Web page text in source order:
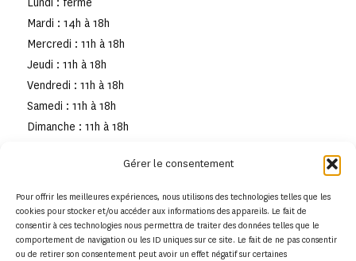
Gérer le consentement
Pour offrir les meilleures expériences, nous utilisons des technologies telles que les
cookies pour stocker et/ou accéder aux informations des appareils. Le fait de
consentir à ces technologies nous permettra de traiter des données telles que le
comportement de navigation ou les ID uniques sur ce site. Le fait de ne pas consentir
ou de retirer son consentement peut avoir un effet négatif sur certaines
Mardi : 14h à 18h
Mercredi : 11h à 18h
Jeudi : 11h à 18h
Vendredi : 11h à 18h
Samedi : 11h à 18h
Dimanche : 11h à 18h